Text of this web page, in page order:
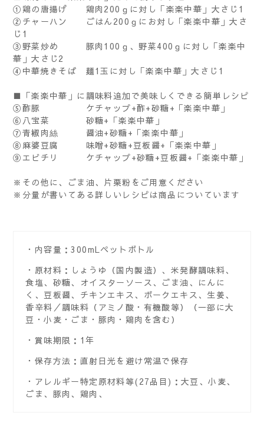
①鶏の唐揚げ 鶏肉200ｇに対し「楽楽中華」大さじ1
②チャーハン ごはん200ｇにお対し「楽楽中華」大さ
じ1
③野菜炒め 豚肉100ｇ、野菜400ｇに対し「楽楽中
華」大さじ2
④中華焼きそば 麺1玉に対し「楽楽中華」大さじ1
■「楽楽中華」に調味料追加で美味しくできる簡単レシピ
⑤酢豚 ケチャップ+酢+砂糖+「楽楽中華」
⑥八宝菜 砂糖+「楽楽中華」
⑦青椒肉絲 醤油+砂糖+「楽楽中華」
⑧麻婆豆腐 味噌+砂糖+豆板醤+「楽楽中華」
⑨エビチリ ケチャップ+砂糖+豆板醤+「楽楽中華」
※その他に、ごま油、片栗粉をご用意ください
※分量が書いてある詳しいレシピは商品についています
内容量：300mLペットボトル
原材料：しょうゆ（国内製造）、米発酵調味料、
食塩、砂糖、オイスターソース、ごま油、にんに
く、豆板醤、チキンエキス、ポークエキス、生姜、
香辛料／調味料（アミノ酸・有機酸等）（一部に大
豆・小麦・ごま・豚肉・鶏肉を含む）
賞味期限：1年
保存方法：直射日光を避け常温で保存
アレルギー特定原材料等(27品目)：大豆、小麦、
ごま、豚肉、鶏肉、